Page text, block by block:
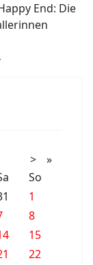
End: Die
>
»
So
1
8
15
22